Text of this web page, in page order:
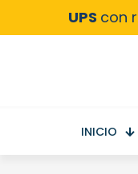
UPS con
INICIO